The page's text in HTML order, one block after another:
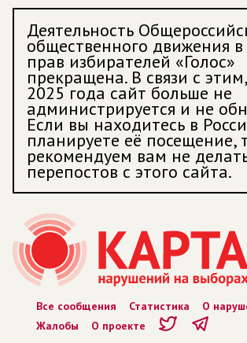
Деятельность
общественного движения
прав избирателей «Голос»
прекращена. В связи с
2025 года сайт больше не
администрируется и не
Если вы находитесь в
планируете её посещение,
рекомендуем вам не
перепостов с этого сайта.
Все сообщения Статистика
О
Жалобы
О проекте